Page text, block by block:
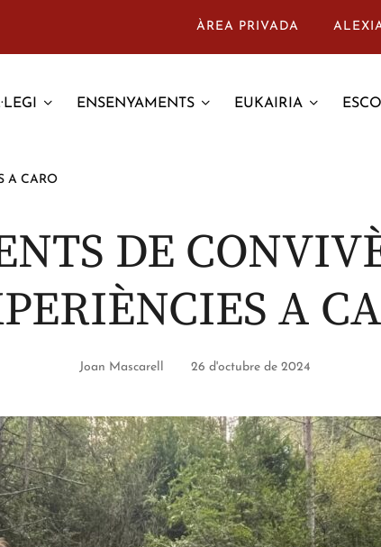
ÀREA PRIVADA
ENSENYAMENTS EUKAIRIA
A CARO
DE
A
Joan Mascarell 26 d'octubre de 2024